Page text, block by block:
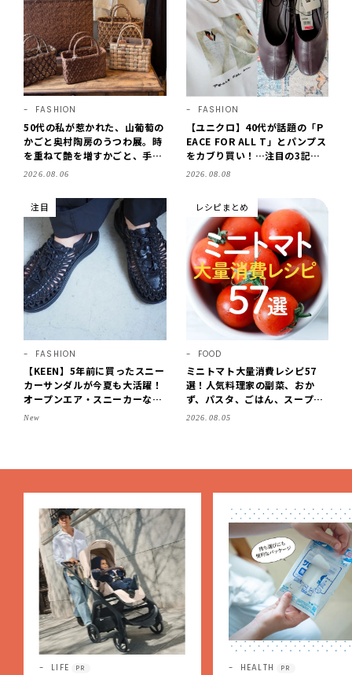
FASHION
50代の私が惹かれた、山葡萄の
かごと奥村陶房のうつわ展。時
を重ねて艶を増すかごと、手仕
事の美しさに出会いました。
2026.08.06
FASHION
【ユニクロ】40代が話題の「P
EACE FOR ALL T」とパンプス
をカブり買い！…注目の3記事
をチェック♪【LEE100人隊・2
2026.08.08
注目
FASHION
【KEEN】5年前に買ったスニー
カーサンダルが今夏も大活躍！
オープンエア・スニーカーなら
涼しくて歩きやすい【LEE編集
New
レシピまとめ
FOOD
ミニトマト大量消費レシピ57
選！人気料理家の副菜、おか
ず、パスタ、ごはん、スープま
で【保存版】
2026.08.05
HEALTH FORTUNE